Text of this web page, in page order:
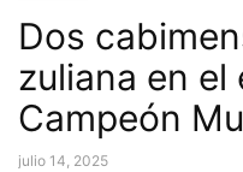
Dos
zuliana en el
Campeón
julio 14, 2025